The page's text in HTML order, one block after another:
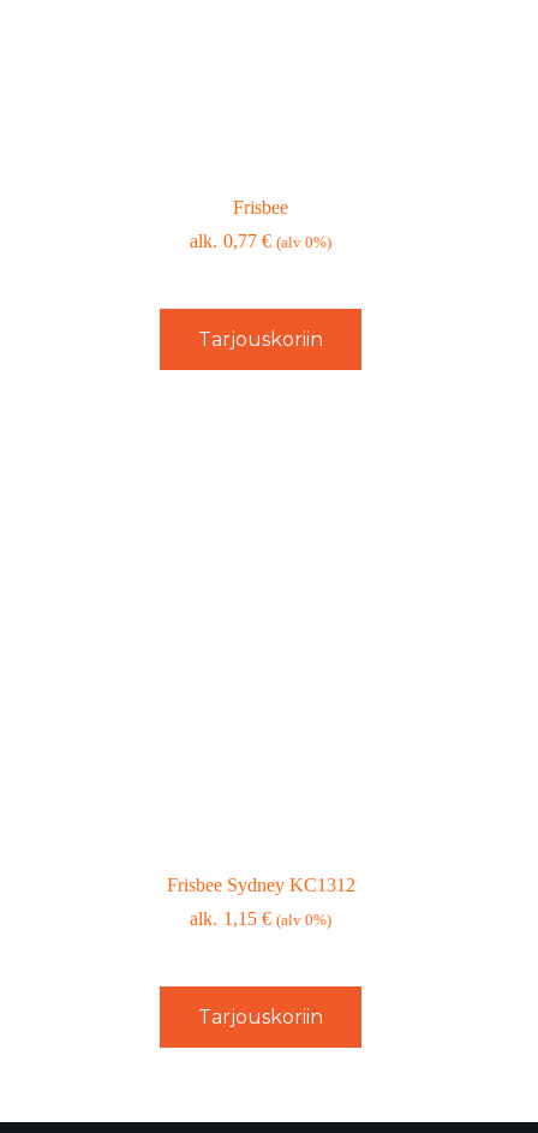
Frisbee
0,77€ (alv 0%)
Tarjouskoriin
Frisbee Sydney KC1312
1,15€ (alv 0%)
Tarjouskoriin